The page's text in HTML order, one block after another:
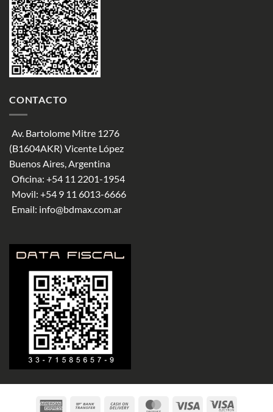
CONTACTO
Av. Bartolome Mitre 1276
(B1604AKR) Vicente López
Buenos Aires, Argentina
Oficina: +54 11 2201-1954
Movil: +54 9 11 6013-6666
Email: info@bdmax.com.ar
American Bank Cash MasterCardVisa Visa